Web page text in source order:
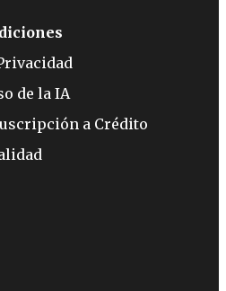
de la IA
a Crédito